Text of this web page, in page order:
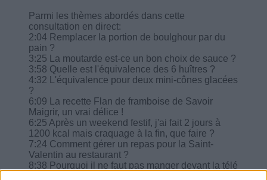
Parmi les thèmes abordés dans cette
consultation en direct:
2:04 Remplacer la portion de boulghour par du
pain ?
3:25 La moutarde est-ce un bon choix de sauce ?
3:58 Quelle est l'équivalence des 6 huîtres ?
4:32 L'équivalence pour deux mini-cônes glacées
?
6:09 La recette Flan de framboise de Savoir
Maigrir, un vrai délice !
6:25 Après un weekend festif, j'ai fait 2 jours à
1200 kcal mais craquage à la fin, que faire ?
7:24 Comment gérer un repas pour la Saint-
Valentin au restaurant ?
8:38 Pourquoi il ne faut pas manger devant la télé